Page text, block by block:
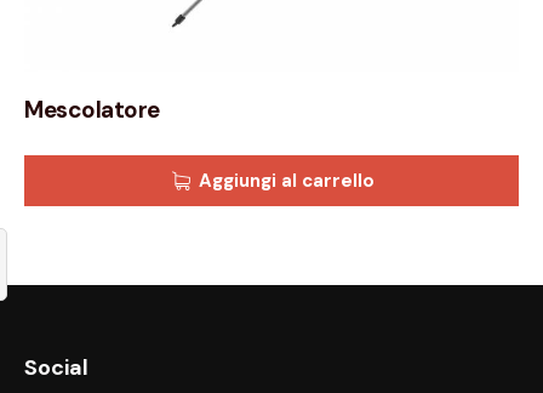
Mescolatore
Aggiungi al carrello
Social